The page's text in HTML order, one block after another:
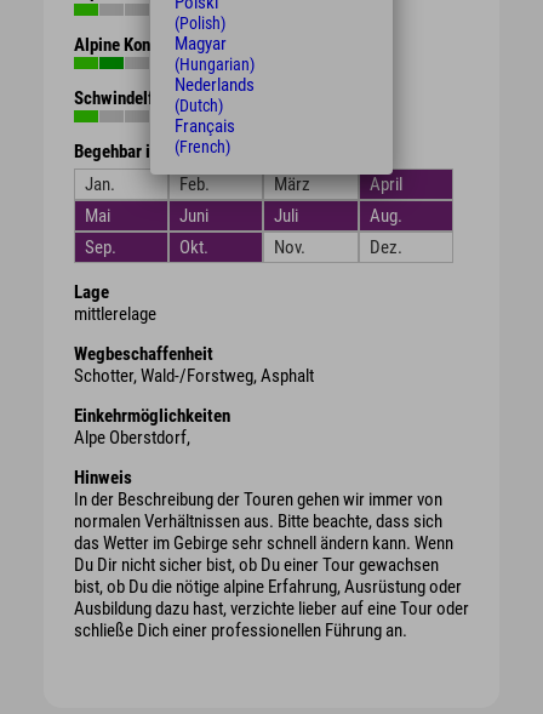
Alpine Kondition
Schwindelfreiheit
Begehbar in den Monaten
Jan.
Feb. März
April
Mai
Juni Juli
Aug.
Sep.
Okt. Nov. Dez.
Lage
mittlerelage
Wegbeschaffenheit
Schotter, Wald-/Forstweg, Asphalt
Einkehrmöglichkeiten
Alpe Oberstdorf,
Hinweis
In der Beschreibung der Touren gehen wir immer von
normalen Verhältnissen aus. Bitte beachte, dass sich
das Wetter im Gebirge sehr schnell ändern kann. Wenn
Du Dir nicht sicher bist, ob Du einer Tour gewachsen
bist, ob Du die nötige alpine Erfahrung, Ausrüstung oder
Ausbildung dazu hast, verzichte lieber auf eine Tour oder
schließe Dich einer professionellen Führung an.
(Polish)
Magyar
(Hungarian)
Nederlands
(Dutch)
Français
(French)